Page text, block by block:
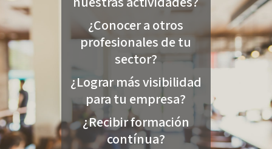
¿Conocer a otros
profesionales de tu
sector?
¿Lograr más visibilidad
para tu empresa?
¿Recibir formación
contínua?